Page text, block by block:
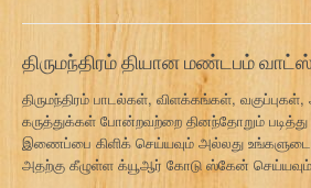
திருமந்திரம் தியான மண்டபம்
திருமந்திரம் பாடல்கள், விளக்கங்கள்,
கருத்துக்கள் போன்றவற்றை தினந்தோறும்
இணைப்பை கிளிக் செய்யவும் அல்லது
அதற்கு கீழுள்ள க்யூஆர் கோடு ஸ்கேன்